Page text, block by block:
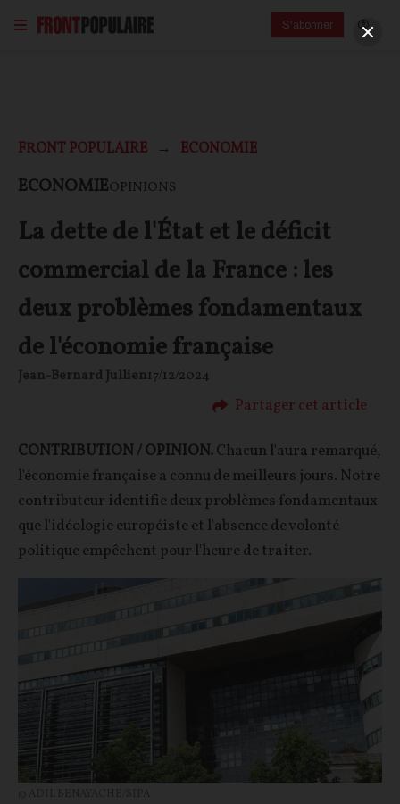
S'abonner
FRONT POPULAIRE ECONOMIE
ECONOMIEOPINIONS
La dette de l'État et le déficit
commercial de la France : les
deux problèmes fondamentaux
de l'économie française
Jean-Bernard Jullien17/12/2024
Partager cet article
CONTRIBUTION / OPINION.Chacun l'aura remarqué,
l'économie française a connu de meilleurs jours. Notre
contributeur identifie deux problèmes fondamentaux
que l'idéologie européiste et l'absence de volonté
politique empêchent pour l'heure de traiter.